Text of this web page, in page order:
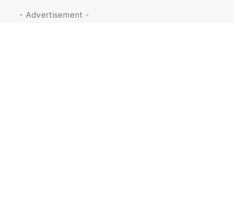
- Advertisement -